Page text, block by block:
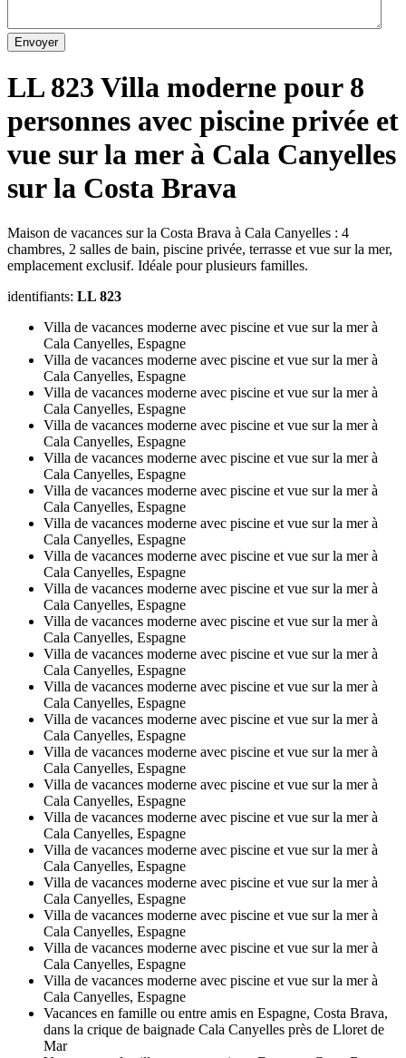
Envoyer
LL 823 Villa moderne pour 8
personnes avec piscine privée et
vue sur la mer à Cala Canyelles
sur la Costa Brava
Maison de vacances sur la Costa Brava à Cala Canyelles : 4
chambres, 2 salles de bain, piscine privée, terrasse et vue sur la mer,
emplacement exclusif. Idéale pour plusieurs familles.
identifiants: LL 823
Villa de vacances moderne avec piscine et vue sur la mer à
Cala Canyelles, Espagne
Villa de vacances moderne avec piscine et vue sur la mer à
Cala Canyelles, Espagne
Villa de vacances moderne avec piscine et vue sur la mer à
Cala Canyelles, Espagne
Villa de vacances moderne avec piscine et vue sur la mer à
Cala Canyelles, Espagne
Villa de vacances moderne avec piscine et vue sur la mer à
Cala Canyelles, Espagne
Villa de vacances moderne avec piscine et vue sur la mer à
Cala Canyelles, Espagne
Villa de vacances moderne avec piscine et vue sur la mer à
Cala Canyelles, Espagne
Villa de vacances moderne avec piscine et vue sur la mer à
Cala Canyelles, Espagne
Villa de vacances moderne avec piscine et vue sur la mer à
Cala Canyelles, Espagne
Villa de vacances moderne avec piscine et vue sur la mer à
Cala Canyelles, Espagne
Villa de vacances moderne avec piscine et vue sur la mer à
Cala Canyelles, Espagne
Villa de vacances moderne avec piscine et vue sur la mer à
Cala Canyelles, Espagne
Villa de vacances moderne avec piscine et vue sur la mer à
Cala Canyelles, Espagne
Villa de vacances moderne avec piscine et vue sur la mer à
Cala Canyelles, Espagne
Villa de vacances moderne avec piscine et vue sur la mer à
Cala Canyelles, Espagne
Villa de vacances moderne avec piscine et vue sur la mer à
Cala Canyelles, Espagne
Villa de vacances moderne avec piscine et vue sur la mer à
Cala Canyelles, Espagne
Villa de vacances moderne avec piscine et vue sur la mer à
Cala Canyelles, Espagne
Villa de vacances moderne avec piscine et vue sur la mer à
Cala Canyelles, Espagne
Villa de vacances moderne avec piscine et vue sur la mer à
Cala Canyelles, Espagne
Villa de vacances moderne avec piscine et vue sur la mer à
Cala Canyelles, Espagne
Vacances en famille ou entre amis en Espagne, Costa Brava,
dans la crique de baignade Cala Canyelles près de Lloret de
Mar